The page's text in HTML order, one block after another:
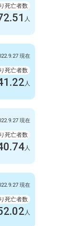
死亡者数
人
数
9人
6412人
現在
死亡者数
人
数
6人
5798人
現在
死亡者数
人
数
3人
1051人
現在
死亡者数
人